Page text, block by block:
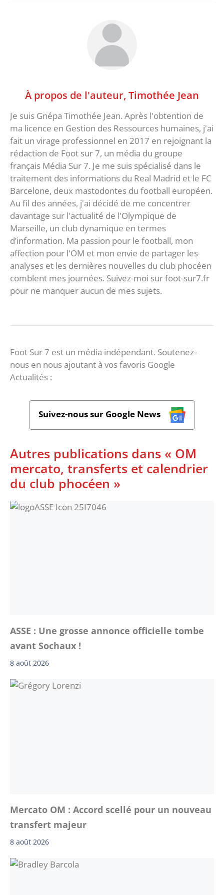
À propos de l'auteur, Timothée Jean
Je suis Gnépa Timothée Jean. Après l'obtention de
ma licence en Gestion des Ressources humaines, j'ai
fait un virage professionnel en 2017 en rejoignant la
rédaction de Foot sur 7, un média du groupe
français Média Sur 7. Je me suis spécialisé dans le
traitement des informations du Real Madrid et le FC
Barcelone, deux mastodontes du football européen.
Au fil des années, j'ai décidé de me concentrer
davantage sur l'actualité de l'Olympique de
Marseille, un club dynamique en termes
d’information. Ma passion pour le football, mon
affection pour l'OM et mon envie de partager les
analyses et les dernières nouvelles du club phocéen
comblent mes journées. Suivez-moi sur foot-sur7.fr
pour ne manquer aucun de mes sujets.
Foot Sur 7 est un média indépendant. Soutenez-
nous en nous ajoutant à vos favoris Google
Actualités :
Suivez-nous sur Google News
Autres publications dans « OM
mercato, transferts et calendrier
du club phocéen »
ASSE : Une grosse annonce officielle tombe
avant Sochaux !
8 août 2026
Mercato OM : Accord scellé pour un nouveau
transfert majeur
8 août 2026